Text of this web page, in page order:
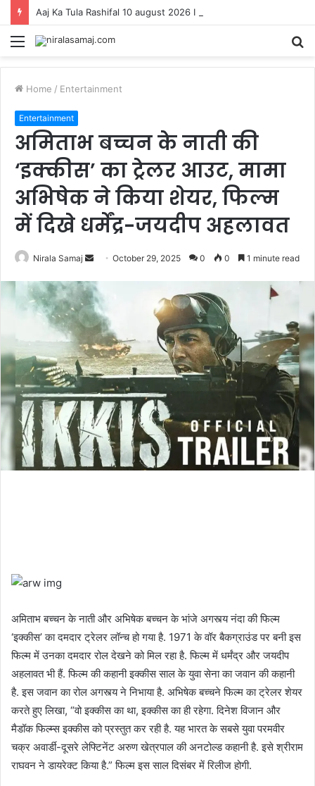
Menu
Home / Entertainment
Entertainment
अमिताभ बच्चन के नाती की
‘इक्कीस’ का ट्रेलर आउट, मामा
अभिषेक ने किया शेयर, फिल्म
में दिखे धर्मेंद्र-जयदीप अहलावत
Nirala Samaj
Send
email
October 29, 2025 0 0 1 minute read
अमिताभ बच्चन के नाती और अभिषेक बच्चन के भांजे अगस्त्य नंदा की फिल्म
‘इक्कीस’ का दमदार ट्रेलर लॉन्च हो गया है. 1971 के वॉर बैकग्राउंड पर बनी इस
फिल्म में उनका दमदार रोल देखने को मिल रहा है. फिल्म में धर्मंद्र और जयदीप
अहलावत भी हैं. फिल्म की कहानी इक्कीस साल के युवा सेना का जवान की कहानी
है. इस जवान का रोल अगस्त्य ने निभाया है. अभिषेक बच्चने फिल्म का ट्रेलर शेयर
करते हुए लिखा, “वो इक्कीस का था, इक्कीस का ही रहेगा. दिनेश विजान और
मैडॉक फिल्म्स इक्कीस को प्रस्तुत कर रही है. यह भारत के सबसे युवा परमवीर
चक्र अवार्डी-दूसरे लेफ्टिनेंट अरुण खेत्रपाल की अनटोल्ड कहानी है. इसे श्रीराम
राघवन ने डायरेक्ट किया है.” फिल्म इस साल दिसंबर में रिलीज होगी.